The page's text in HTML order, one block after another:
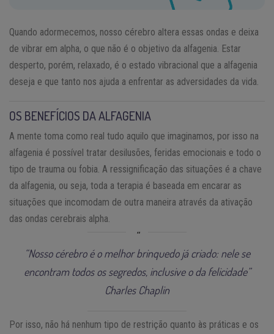
Quando adormecemos, nosso cérebro altera essas ondas e deixa
de vibrar em alpha, o que não é o objetivo da alfagenia. Estar
desperto, porém, relaxado, é o estado vibracional que a alfagenia
deseja e que tanto nos ajuda a enfrentar as adversidades da vida.
OS BENEFÍCIOS DA ALFAGENIA
A mente toma como real tudo aquilo que imaginamos, por isso na
alfagenia é possível tratar desilusões, feridas emocionais e todo o
tipo de trauma ou fobia. A ressignificação das situações é a chave
da alfagenia, ou seja, toda a terapia é baseada em encarar as
situações que incomodam de outra maneira através da ativação
das ondas cerebrais alpha.
“Nosso cérebro é o melhor brinquedo já criado: nele se
encontram todos os segredos, inclusive o da felicidade”
Charles Chaplin
Por isso, não há nenhum tipo de restrição quanto às práticas e os